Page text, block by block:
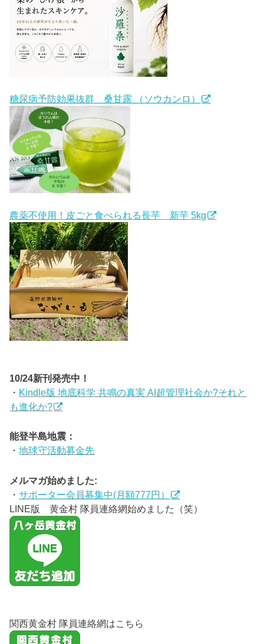
糖尿病予防効果抜群 桑甘露 （ソウカンロ）
農薬不使用！皮ごと食べられる長芋 新芋 5kg
10/24新刊発売中！
・ Kindle版 地底科学 共鳴の真実 AI超管理社会か?それと
も進化か?
能登半島地震：
・地球守活動募金先
メルマガ始めました:
・サポーター会員募集中(月額777円）
LINE版 黄金村 隊員連絡網始めました（笑）
関西黄金村 隊員連絡網はこちら